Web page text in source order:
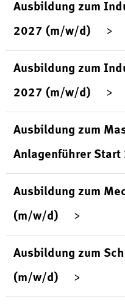
Ausbildung zum
2027 (m/w/d)
Ausbildung zum
2027 (m/w/d)
Ausbildung zum
Anlagenführer
Ausbildung zum
(m/w/d)
Ausbildung zum
(m/w/d)